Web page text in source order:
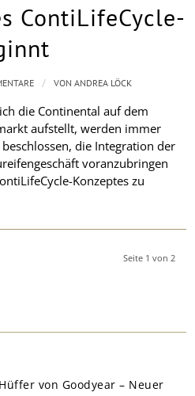
ContiLifeCycle-
die Continental auf dem
aufstellt, werden immer
die Integration der
voranzubringen
Konzeptes zu
/ VONANDREA LÖCK
Seite 1 von 2
von Goodyear – Neuer